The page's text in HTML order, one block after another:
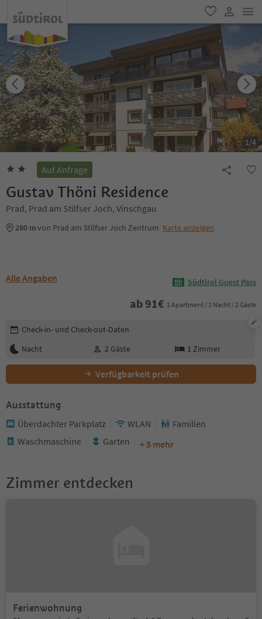
favorit
user link
1/4
Auf Anfrage
Gustav Thöni Residence
Prad, Prad am Stilfser Joch, Vinschgau
280 mvon Prad am Stilfser Joch Zentrum Karte anzeigen
Alle Angaben Südtirol Guest Pass
ab 91€ 1 Apartment / 1 Nacht / 2 Gäste
Buchungsdetails bearbeiten
Check-in- und Check-out-Daten
Nacht
2 Gäste 1 Zimmer
Verfügbarkeit prüfen
Ausstattung
Überdachter Parkplatz WLAN
Familien
Waschmaschine
Garten + 5 mehr
Zimmer entdecken
Ferienwohnung